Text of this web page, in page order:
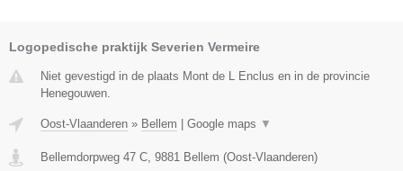
Logopedische praktijk Severien Vermeire
Niet gevestigd in de plaats Mont de L Enclus en in de provincie
Henegouwen.
Oost-Vlaanderen » Bellem | Google maps ▼
Bellemdorpweg 47 C 9881 Bellem (Oost-Vlaanderen)